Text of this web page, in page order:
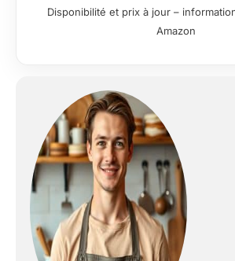
l’intensité se
molette pour
préparer
de pâtes
kg de pâtes
fermes
pâte à pizza
de pâte aux
Accessoires
batteur plat et
Disponibilité et prix à jour –
Amazon